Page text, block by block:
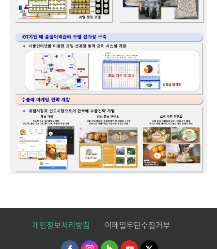
개인정보처리방침 이메일무단수집거부